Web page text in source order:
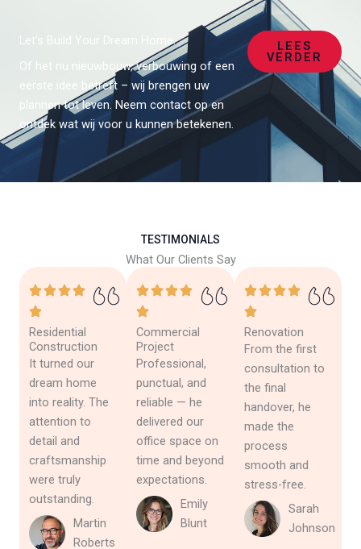
Let’s Build Your Dream Home.
Of het nu nieuwbouw, verbouwing of een
eerste idee betreft – wij brengen uw
plannen tot leven. Neem contact op en
ontdek wat wij voor u kunnen betekenen.
LEES
VERDER
TESTIMONIALS
What Our Clients Say
Residential
Construction
It turned our
dream home
into reality. The
attention to
detail and
craftsmanship
were truly
outstanding.
Martin
Roberts
Commercial
Project
Professional,
punctual, and
reliable — he
delivered our
office space on
time and beyond
expectations.
Emily
Blunt
Renovation
From the first
consultation to
the final
handover, he
made the
process
smooth and
stress-free.
Sarah
Johnson